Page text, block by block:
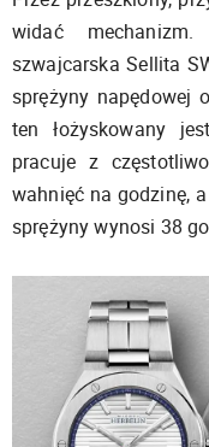
widać
szwajcarska Sellita
sprężyny napędowej
ten łożyskowany
pracuje z
wahnięć na godzinę, a
sprężyny wynosi 38